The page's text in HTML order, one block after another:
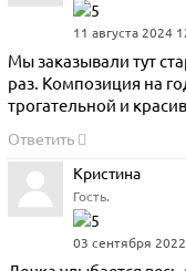
11 августа 2024
Мы заказывали тут
раз. Композиция на
трогательной и
Ответить
Кристина
Гость.
03 сентября